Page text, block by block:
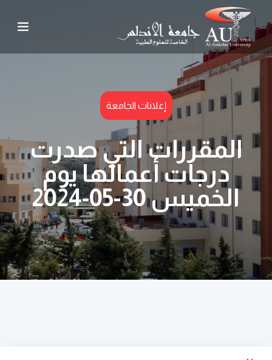
إعلانات الجامعة
المقررات التي صدرت
درجات أعمالها يوم
الخميس 30-05-2024